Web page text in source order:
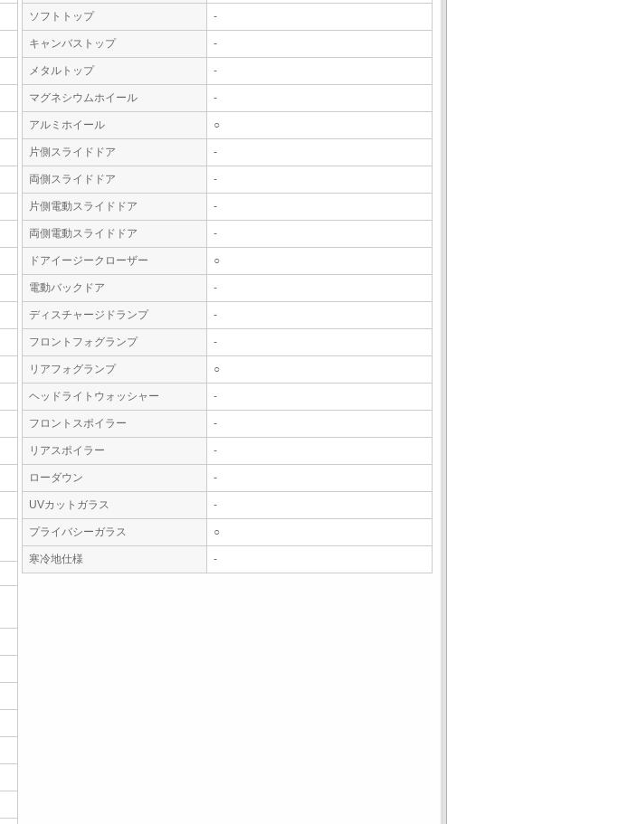
ソフトトップ -
キャンバストップ -
メタルトップ -
マグネシウムホイール -
アルミホイール ○
片側スライドドア -
両側スライドドア -
片側電動スライドドア -
両側電動スライドドア -
ドアイージークローザー ○
電動バックドア -
ディスチャージドランプ -
フロントフォグランプ -
リアフォグランプ ○
ヘッドライトウォッシャー -
フロントスポイラー -
リアスポイラー -
ローダウン -
UVカットガラス -
プライバシーガラス ○
寒冷地仕様 -